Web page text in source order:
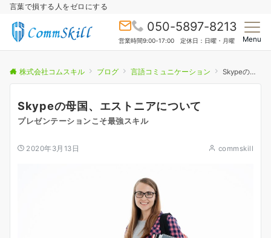
言葉で損する人をゼロにする
050-5897-8213
営業時間9:00-17:00 定休日：日曜・月曜 Menu
株式会社コムスキル ブログ 言語コミュニケーション Skypeの母国、エストニアについて
Skypeの母国、エストニアについて
プレゼンテーションこそ最強スキル
2020年3月13日 commskill